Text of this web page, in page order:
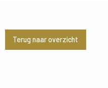
Terug naar overzicht